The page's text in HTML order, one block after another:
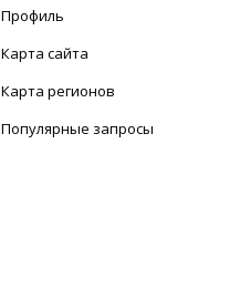
Профиль
Карта сайта
Карта регионов
Популярные запросы